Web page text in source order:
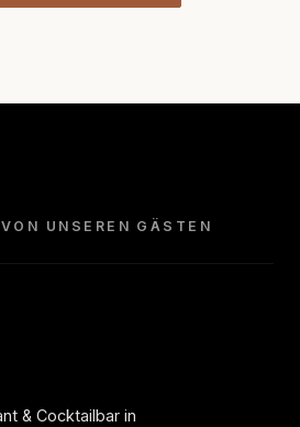
UNSEREN GÄSTEN
& Cocktailbar in